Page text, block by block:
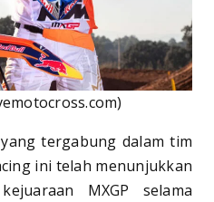
tergabung dalam tim
ini telah menunjukkan
MXGP selama